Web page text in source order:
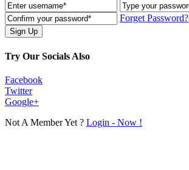
Forget Password?
Try Our Socials Also
Facebook
Twitter
Google+
Not A Member Yet ? Login - Now !